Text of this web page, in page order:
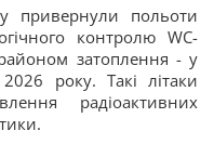
привернули польоти
контролю WC-
затоплення - у
року. Такі літаки
радіоактивних